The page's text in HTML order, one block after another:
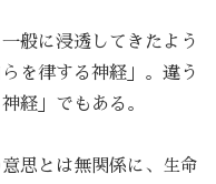
般に浸透してきたよう
を律する神経」。違う
経」でもある。
思とは無関係に、生命